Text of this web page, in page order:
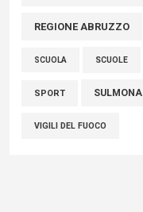
REGIONE ABRUZZO
SCUOLA SCUOLE
SPORT SULMONA
VIGILI DEL FUOCO